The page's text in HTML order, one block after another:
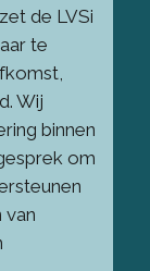
de LVSi
te
Wij
binnen
om
van